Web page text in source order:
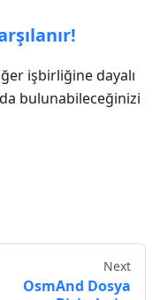
işbirliğine dayalı
bulunabileceğinizi
Next
OsmAnd Dosya